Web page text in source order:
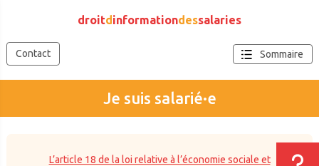
droitd'informationdessalaries
Contact Sommaire
Je suis salarié·e
L’article 18 de la loi relative à l’économie sociale et